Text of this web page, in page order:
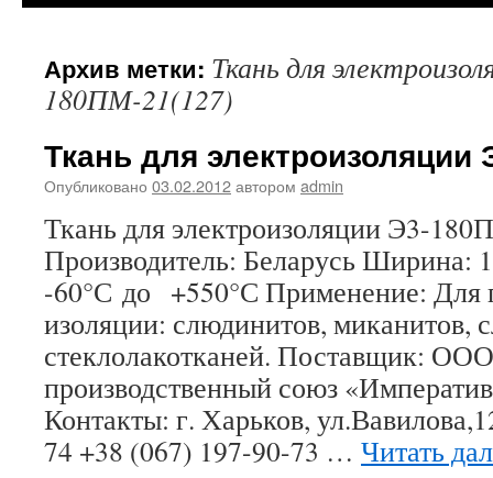
Архив метки: Ткань для
180ПМ-21(127)
Ткань для
Опубликовано 03.02.2012автором admin
Ткань для электроизоляции
Производитель: Беларусь Ширина:
-60°С до +550°С Применение: Для
изоляции: слюдинитов, миканитов,
стеклолакотканей. Поставщик:
производственный союз
Контакты: г. Харьков,
74 +38 (067) 197-90-73 … Читать